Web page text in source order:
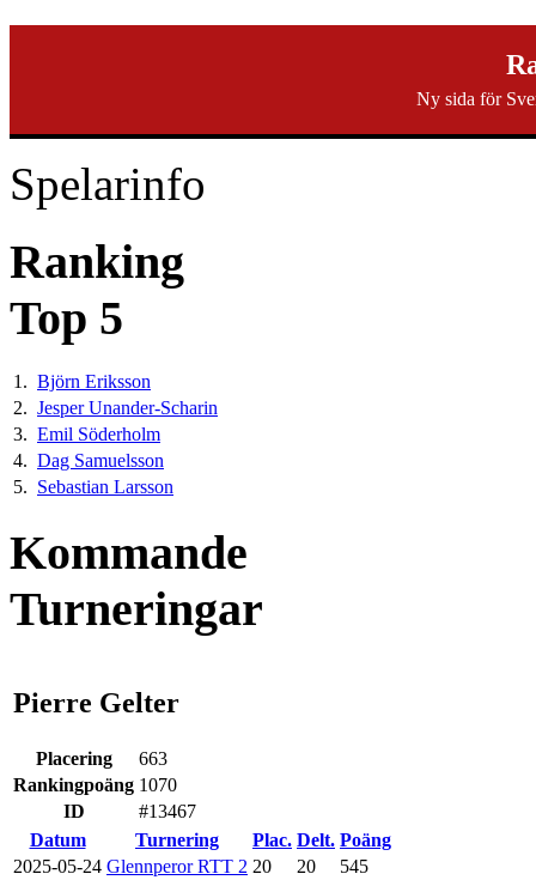
Ny sida för
Spelarinfo
Ranking
Top 5
1. Björn Eriksson
2. Jesper Unander-Scharin
3. Emil Söderholm
4. Dag Samuelsson
5. Sebastian Larsson
Kommande
Turneringar
Pierre Gelter
Placering
663
Rankingpoäng 1070
ID
#13467
Datum
Turnering Plac. Delt. Poäng
2025-05-24 Glennperor RTT 2 20 20
545